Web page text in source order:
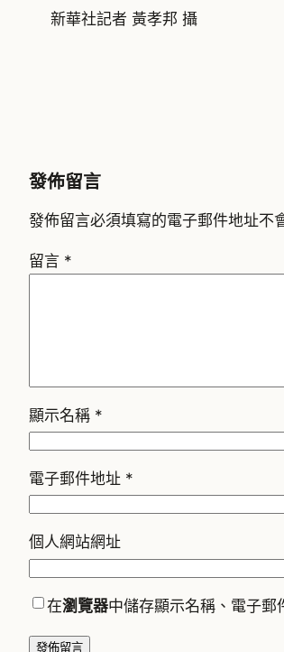
新華社記者 黃孝邦 攝
發佈留言
發佈留言必須填寫的電子郵件地址不
留言 *
顯示名稱 *
電子郵件地址 *
個人網站網址
在瀏覽器中儲存顯示名稱、電子郵